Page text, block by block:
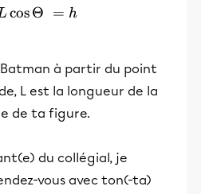
L - L\cos\Theta = h
cosΘ = h
à partir du point
L est la longueur de la
de ta figure.
du collégial, je
vous avec ton(-ta)